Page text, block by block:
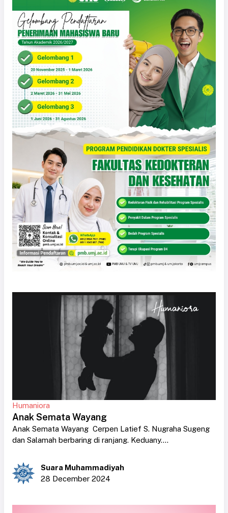
Humaniora
Anak Semata Wayang
Anak Semata Wayang Cerpen Latief S. Nugraha Sugeng
dan Salamah berbaring di ranjang. Keduany....
Suara Muhammadiyah
28 December 2024